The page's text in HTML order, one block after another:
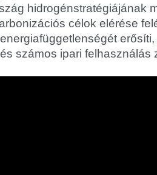
hidrogénstratégiájának
célok elérése
számos ipari felhasználás